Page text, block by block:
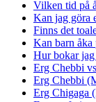
Vilken tid på
Kan jag göra
Finns det
Kan barn åka
Hur bokar jag
Erg Chebbi
Erg Chebbi
Erg Chigaga